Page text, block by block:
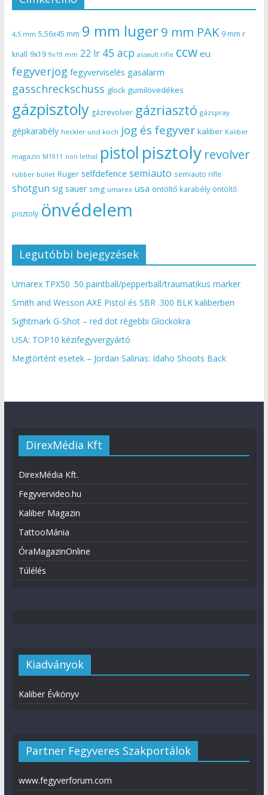
4,5 mm 5,56x45 mm 9 mm luger9 mm PAK 9 mm r
knall 9x19 9x19 mm 22 lr 45 acp assault rifle ccw eu
fegyverjog fegyverviselés gasalarm
gasschreckschuss glock gumilövedékes
gázpisztoly gázrevolver gázriasztó gázspray
gépkarabély heckler und koch jog és fegyver kaliber Kaliber
magazin M1911 non lethal pistol pisztoly revolver
rubber bullet Ruger selfdefence semiauto semiauto rifle
shotgun sig sauer smg umarex usa öntöltő karabély öntöltő
pisztoly önvédelem
Legutóbbi bejegyzések
Umarex TPX50 .50 paintball/pepperball/traumatikus marker
Smith and Wesson AXE Pistol és SBR .300 BLK kaliberben
Sightmark G-Shot – red dot régebbi Glockokra
USA: TOP10 kézifegyvergyártó
Megtörtént esetek – Jordan Salinas: Idaho Shoots Back
DirexMédia Kft
DirexMédia Kft.
Fegyvervideo.hu
Kaliber Magazin
TattooMánia
ÓraMagazinOnline
Túlélés
Kiadványok
Kaliber Évkönyv
Partner Fegyveres Szakportálok
www.fegyverforum.com